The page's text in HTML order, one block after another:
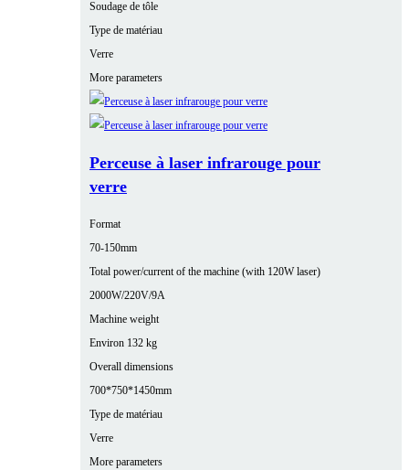
Soudage de tôle
Type de matériau
Verre
More parameters
Perceuse à laser infrarouge pour
verre
Format
70-150mm
Total power/current of the machine (with 120W laser)
2000W/220V/9A
Machine weight
Environ 132 kg
Overall dimensions
700*750*1450mm
Type de matériau
Verre
More parameters